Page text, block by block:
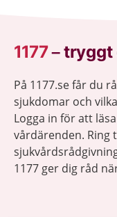
1177–tryggt
På 1177.se får du
sjukdomar och
Logga in för att
vårdärenden. Ring
1177 ger dig råd